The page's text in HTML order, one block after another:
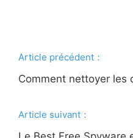
Article précédent：
Comment nettoyer les
Article suivant：